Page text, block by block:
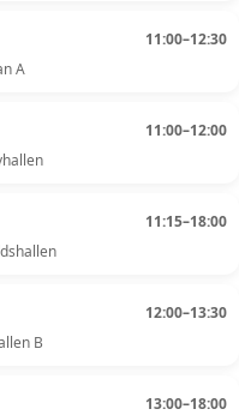
11:00–12:30
A
11:00–12:00
11:15–18:00
12:00–13:30
B
13:00–18:00